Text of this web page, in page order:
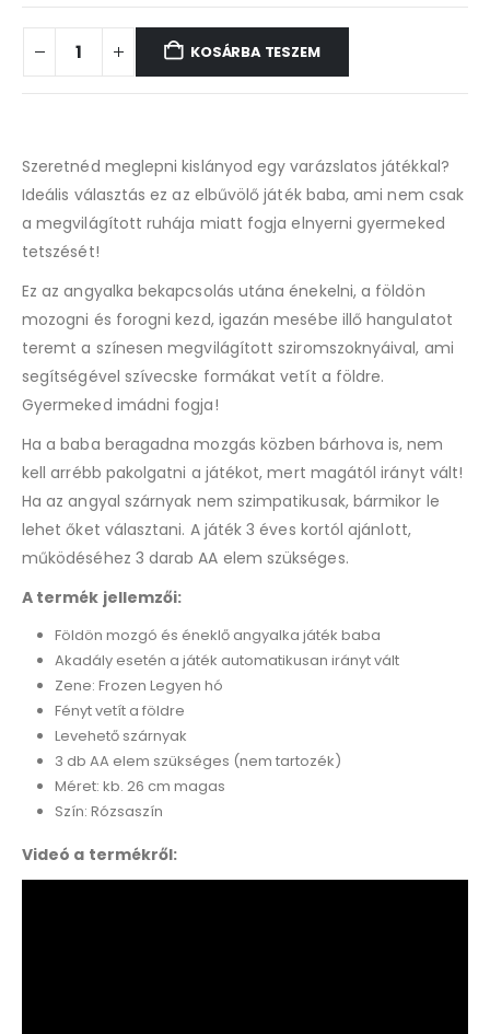
KOSÁRBA TESZEM
Szeretnéd meglepni kislányod egy varázslatos játékkal?
Ideális választás ez az elbűvölő játék baba, ami nem csak
a megvilágított ruhája miatt fogja elnyerni gyermeked
tetszését!
Ez az angyalka bekapcsolás utána énekelni, a földön
mozogni és forogni kezd, igazán mesébe illő hangulatot
teremt a színesen megvilágított sziromszoknyáival, ami
segítségével szívecske formákat vetít a földre.
Gyermeked imádni fogja!
Ha a baba beragadna mozgás közben bárhova is, nem
kell arrébb pakolgatni a játékot, mert magától irányt vált!
Ha az angyal szárnyak nem szimpatikusak, bármikor le
lehet őket választani. A játék 3 éves kortól ajánlott,
működéséhez 3 darab AA elem szükséges.
A termék jellemzői:
Földön mozgó és éneklő angyalka játék baba
Akadály esetén a játék automatikusan irányt vált
Zene: Frozen Legyen hó
Fényt vetít a földre
Levehető szárnyak
3 db AA elem szükséges (nem tartozék)
Méret: kb. 26 cm magas
Szín: Rózsaszín
Videó a termékről: